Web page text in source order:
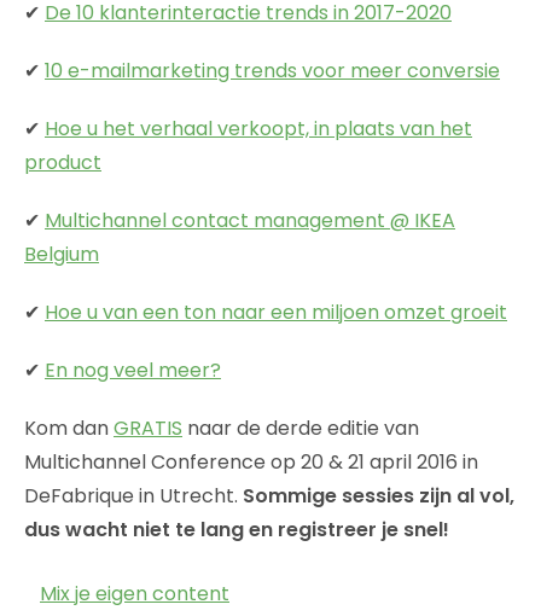
✔ De 10 klanterinteractie trends in 2017-2020
✔ 10 e-mailmarketing trends voor meer conversie
✔ Hoe u het verhaal verkoopt, in plaats van het
product
✔ Multichannel contact management @ IKEA
Belgium
✔ Hoe u van een ton naar een miljoen omzet groeit
✔ En nog veel meer?
Kom danGRATIS naar de derde editie van
Multichannel Conference op 20 & 21 april 2016 in
DeFabrique in Utrecht. Sommige sessies zijn al vol,
dus wacht niet te lang en registreer je snel!
Mix je eigen content